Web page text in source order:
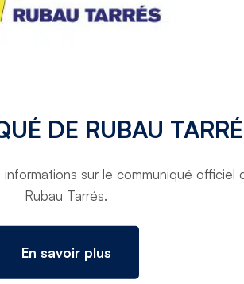
A PROJECTES
DE RUBAU
sur le communiqué officiel
Rubau Tarrés.
En savoir plus